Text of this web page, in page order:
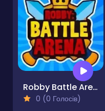
Robby Battle Arena
0 (0 Голосів)